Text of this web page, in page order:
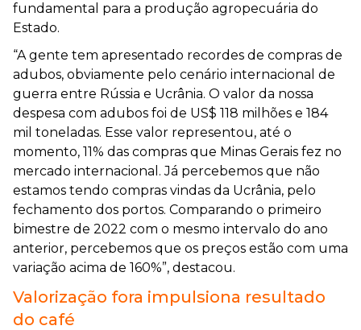
fundamental para a produção agropecuária do
Estado.
“A gente tem apresentado recordes de compras de
adubos, obviamente pelo cenário internacional de
guerra entre Rússia e Ucrânia. O valor da nossa
despesa com adubos foi de US$ 118 milhões e 184
mil toneladas. Esse valor representou, até o
momento, 11% das compras que Minas Gerais fez no
mercado internacional. Já percebemos que não
estamos tendo compras vindas da Ucrânia, pelo
fechamento dos portos. Comparando o primeiro
bimestre de 2022 com o mesmo intervalo do ano
anterior, percebemos que os preços estão com uma
variação acima de 160%”, destacou.
Valorização fora impulsiona resultado
do café